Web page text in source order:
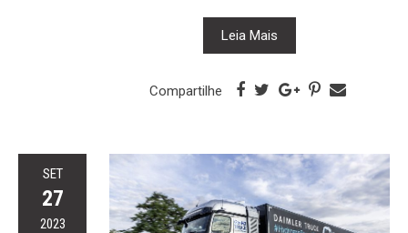
Leia Mais
Compartilhe
SET
27
2023